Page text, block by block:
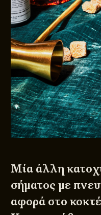
Μία άλλη
σήματος με
αφορά στο